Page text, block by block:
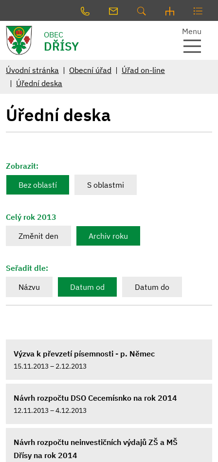
OBEC
DŘÍSY
Menu
Úvodní stránka Obecní úřad
Úřad on-line
Úřední deska
Úřední deska
Zobrazit:
Bez oblastí
S oblastmi
Celý rok 2013
Změnit den
Archiv roku
Seřadit dle:
Názvu
Datum od Datum do
Výzva k převzetí písemnosti - p. Němec
15.11.2013 – 2.12.2013
Návrh rozpočtu DSO Cecemísnko na rok 2014
12.11.2013 – 4.12.2013
Návrh rozpočtu neinvestičních výdajů ZŠ a MŠ
Dřísy na rok 2014